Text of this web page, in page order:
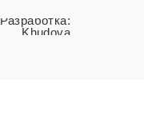
Разработка:
Khudova